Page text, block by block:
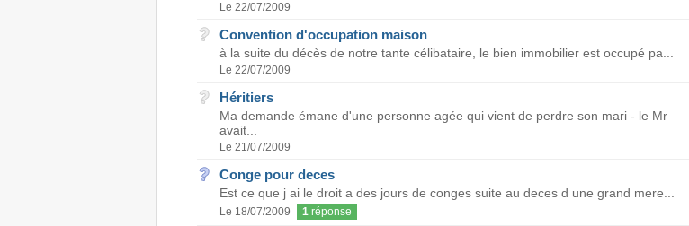
Le 22/07/2009
Convention d'occupation maison
à la suite du décès de notre tante célibataire, le bien immobilier est occupé pa...
Le 22/07/2009
Héritiers
Ma demande émane d'une personne agée qui vient de perdre son mari - le Mr
avait...
Le 21/07/2009
Conge pour deces
Est ce que j ai le droit a des jours de conges suite au deces d une grand mere...
Le 18/07/2009 1réponse